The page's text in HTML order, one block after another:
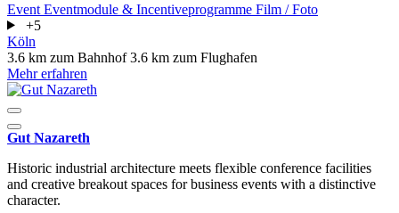
Event Eventmodule & Incentiveprogramme Film / Foto
+5
Köln
3.6 km zum Bahnhof3.6 km zum Flughafen
Mehr erfahren
Gut Nazareth
Historic industrial architecture meets flexible conference facilities
and creative breakout spaces for business events with a distinctive
character.